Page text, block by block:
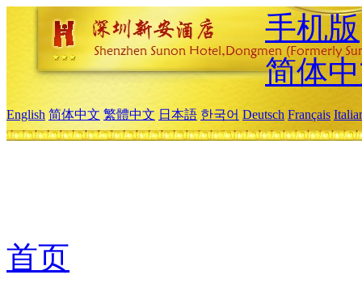
手机版
简体
English 简体中文 繁體中文 日本語 한국어 Deutsch Français
首页